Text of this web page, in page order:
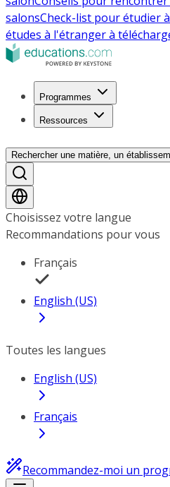
salonsCheck-list pour étudier
études à l'étranger à
Programmes
Ressources
Rechercher une matière, un
Choisissez votre langue
Recommandations pour vous
Français
English (US)
Toutes les langues
English (US)
Français
Recommandez-moi un